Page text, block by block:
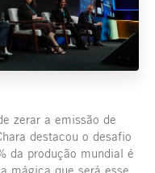
zerar a emissão de
destacou o desafio
da produção mundial é
mágica que será esse